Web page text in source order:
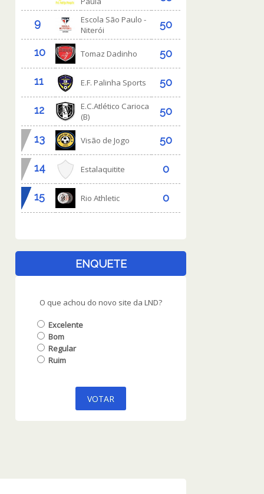
ENQUETE
O que achou do novo site da LND?
Excelente
Bom
Regular
Ruim